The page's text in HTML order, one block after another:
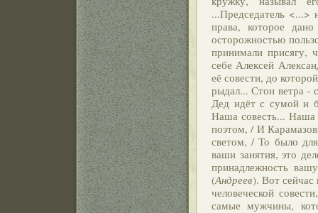
...Председатель <...>
права, которое
осторожностью
принимали присягу,
себе Алексей
её совести, до
рыдал... Стон ветра -
Дед идёт с сумой и
Наша совесть... Наша
поэтом, / И
светом, / То было
ваши занятия, это
принадлежность
(Андреев). Вот
человеческой
самые мужчины,